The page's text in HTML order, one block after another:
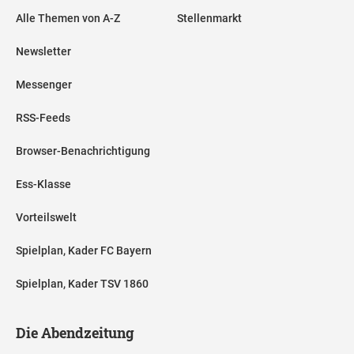
Alle Themen von A-Z
Newsletter
Messenger
RSS-Feeds
Browser-Benachrichtigung
Ess-Klasse
Vorteilswelt
Spielplan, Kader FC Bayern
Spielplan, Kader TSV 1860
Stellenmarkt
Die Abendzeitung